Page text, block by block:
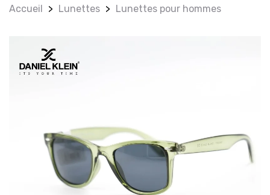
Accueil Lunettes Lunettes pour hommes